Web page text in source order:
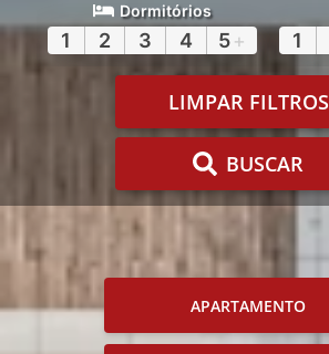
Dormitórios
1 2 3 4 5+ 1
LIMPAR FILTROS
BUSCAR
APARTAMENTO